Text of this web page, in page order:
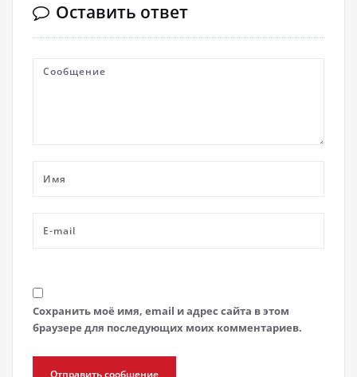
Оставить ответ
Сохранить моё имя, email и адрес сайта в этом
браузере для последующих моих комментариев.